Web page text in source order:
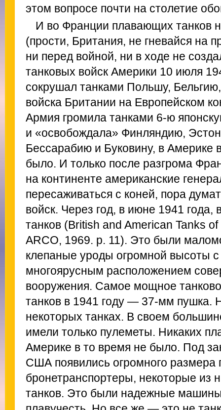
этом вопросе почти на столетие
И во Франции плавающих танков
(прости, Британия, не гневайся на
ни перед войной, ни в ходе не
танковых войск Америки 10 июля
сокрушал танками Польшу,
войска Британии на Европейском
Армия громила танками 6-ю
и «освобождала» Финляндию,
Бессарабию и Буковину, в Америке
было. И только после разгрома
на континенте американские
пересаживаться с коней, пора
войск. Через год, в июне 1941
танков (British and American Tanks
ARCO, 1969. p. 11). Это были
клепаные уроды огромной высоты с
многоярусным расположением
вооружения. Самое мощное
танков в 1941 году — 37-мм пушка.
некоторых танках. В своем
имели только пулеметы. Никаких
Америке в то время не было. Под
США появились огромного
бронетранспортеры, некоторые из
танков. Это были надежные